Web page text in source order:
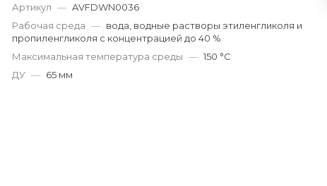
Артикул — AVFDWN0036
Рабочая среда — вода, водные растворы этиленгликоля и
пропиленгликоля с концентрацией до 40 %
Максимальная температура среды — 150 °С
ДУ — 65 мм